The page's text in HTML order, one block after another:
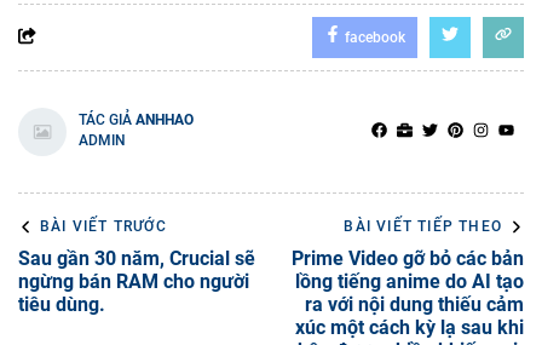
facebook
TÁC GIẢ ANHHAO
ADMIN
BÀI VIẾT TRƯỚC
Sau gần 30 năm, Crucial sẽ
ngừng bán RAM cho người
tiêu dùng.
BÀI VIẾT TIẾP THEO
Prime Video gỡ bỏ các bản
lồng tiếng anime do AI tạo
ra với nội dung thiếu cảm
xúc một cách kỳ lạ sau khi